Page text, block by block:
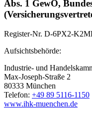
Abs. 1 GewO,
Register-Nr. D-6PX2-
Aufsichtsbehörde:
Industrie- und
Max-Joseph-Straße 2
80333 München
Telefon: +49 89 5116-1150
www.ihk-muenchen.de